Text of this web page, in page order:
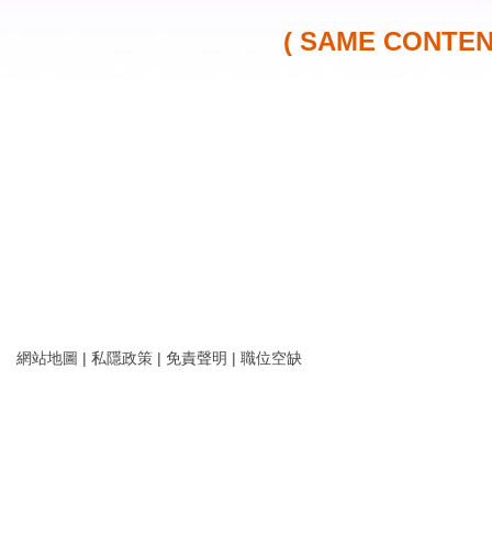
( SAME
網站地圖 | 私隱政策 | 免責聲明 | 職位空缺